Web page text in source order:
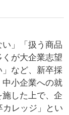
い」「扱う商品
が大企業志望
など、新卒採
小企業への就
した上で、企
レッジ」とい